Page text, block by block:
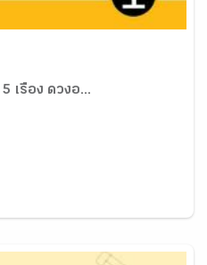
เรื่อง ดวงอ...